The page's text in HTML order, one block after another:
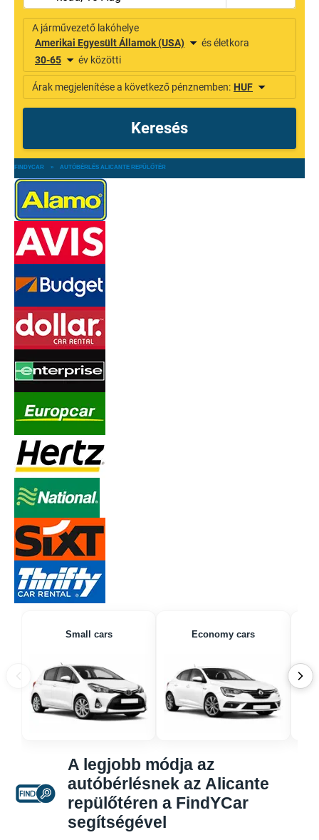
FINDYCAR » AUTÓBÉRLÉS ALICANTE REPÜLŐTÉR
Small cars Economy cars
A legjobb módja az
autóbérlésnek az Alicante
repülőtéren a FindYCar
segítségével